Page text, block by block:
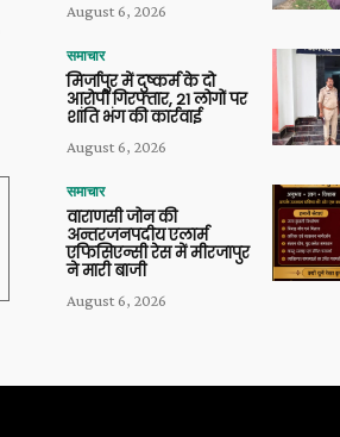
August 6, 2026
समाचार
मिर्जापुर में दुष्कर्म के दो
आरोपी गिरफ्तार, 21 लोगों पर
शांति भंग की कार्रवाई
August 6, 2026
समाचार
वाराणसी जोन की
अन्तरजनपदीय एलार्म
एफिसिएन्सी रेस में मीरजापुर
ने मारी बाजी
August 6, 2026